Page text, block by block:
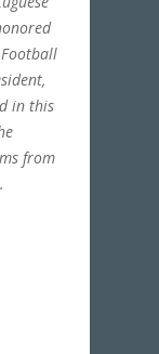
in this
from